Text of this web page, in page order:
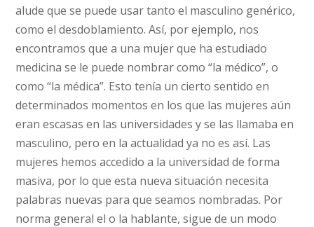
alude que se puede usar tanto el masculino genérico,
como el desdoblamiento. Así, por ejemplo, nos
encontramos que a una mujer que ha estudiado
medicina se le puede nombrar como “la médico”, o
como “la médica”. Esto tenía un cierto sentido en
determinados momentos en los que las mujeres aún
eran escasas en las universidades y se las llamaba en
masculino, pero en la actualidad ya no es así. Las
mujeres hemos accedido a la universidad de forma
masiva, por lo que esta nueva situación necesita
palabras nuevas para que seamos nombradas. Por
norma general el o la hablante, sigue de un modo